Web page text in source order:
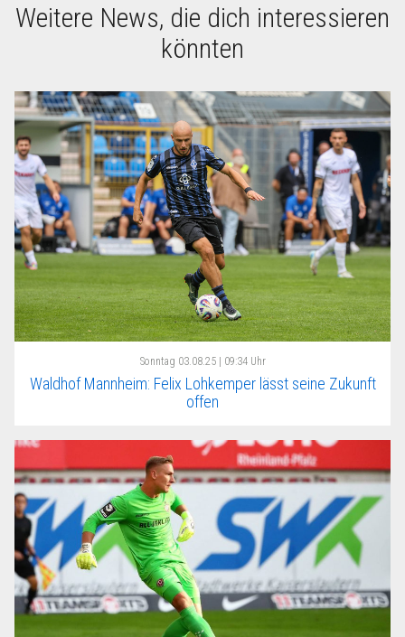
Weitere News, die dich interessieren
könnten
Sonntag 03.08.25 | 09:34 Uhr
Waldhof Mannheim: Felix Lohkemper lässt seine Zukunft
offen